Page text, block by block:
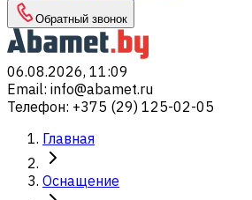
Обратный звонок
06.08.2026, 11:09
Email: info@abamet.ru
Телефон: +375 (29) 125-02-05
Главная
Оснащение